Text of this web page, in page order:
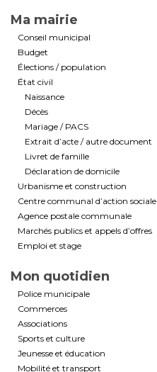
Ma mairie
Conseil municipal
Budget
Élections / population
État civil
Naissance
Décès
Mariage / PACS
Extrait d’acte / autre document
Livret de famille
Déclaration de domicile
Urbanisme et construction
Centre communal d’action sociale
Agence postale communale
Marchés publics et appels d’offres
Emploi et stage
Mon quotidien
Police municipale
Commerces
Associations
Sports et culture
Jeunesse et éducation
Mobilité et transport